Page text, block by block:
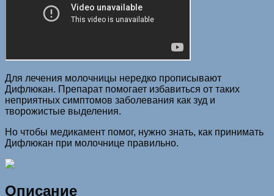
Для лечения молочницы нередко прописывают
Дифлюкан. Препарат помогает избавиться от таких
неприятных симптомов заболевания как зуд и
творожистые выделения.
Но чтобы медикамент помог, нужно знать, как принимать
Дифлюкан при молочнице правильно.
Описание